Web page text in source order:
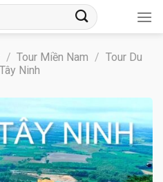
/ Tour Miền Nam / Tour Du
Ninh